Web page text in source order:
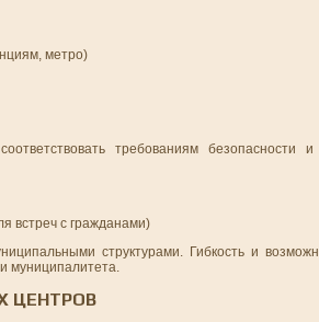
метро)
требованиям безопасности
встреч с гражданами)
структурами. Гибкость и
муниципалитета.
ЦЕНТРОВ